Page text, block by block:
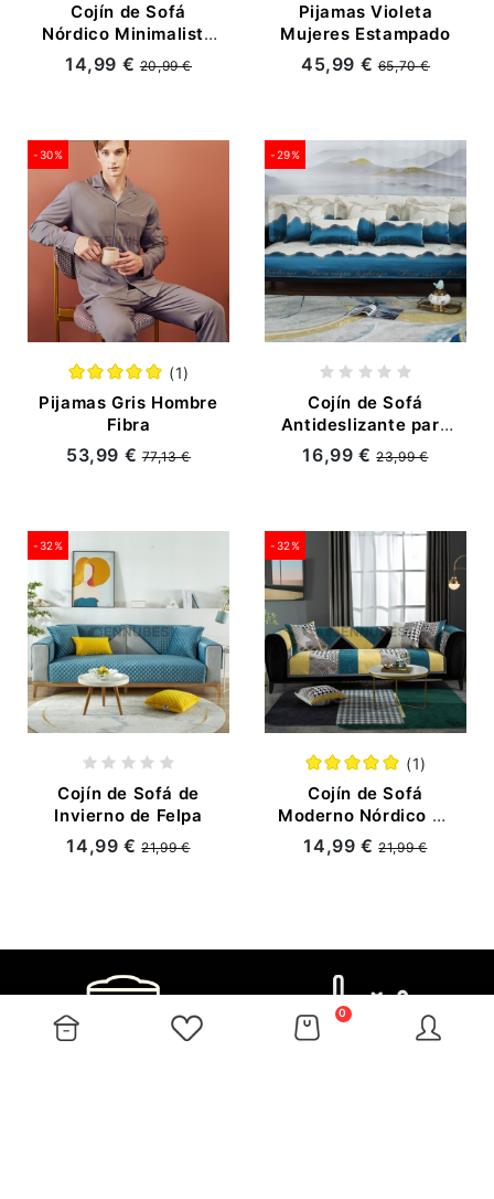
Cojín de Sofá
Nórdico Minimalista
y Moderno para las
Cuatro Estaciones
14,99 €20,99 €
Pijamas Violeta
Mujeres Estampado
45,99 €65,70 €
-30%
(1)
Pijamas Gris Hombre
Fibra
53,99 €77,13 €
-29%
Cojín de Sofá
Antideslizante para
Cuatro Estaciones
de Estilo American
16,99 €23,99 €
-32%
Cojín de Sofá de
Invierno de Felpa
14,99 €21,99 €
-32%
(1)
Cojín de Sofá
Moderno Nórdico de
Tela de Estilo Simple
para Cuatro
14,99 €21,99 €
0